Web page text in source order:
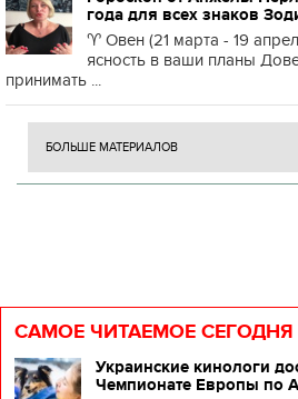
года для всех знаков
♈️ Овен (21 марта - 19
ясность в ваши планы
принимать ...
БОЛЬШЕ МАТЕРИАЛОВ
САМОЕ ЧИТАЕМОЕ СЕГОДНЯ
Украинские кинологи
Чемпионате Европы по